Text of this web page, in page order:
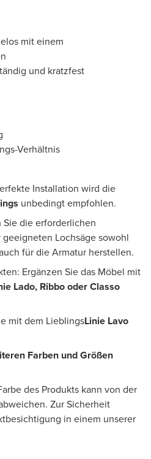
mit einem
und kratzfest
Verhältnis
Installation wird die
unbedingt empfohlen.
Sie die erforderlichen
Lochsäge sowohl
für die Armatur herstellen.
Ergänzen Sie das Möbel mit
Lado, Ribbo oder Classo
mit dem LieblingsLinie Lavo
Farben und Größen
des Produkts kann von der
Zur Sicherheit
in einem unserer